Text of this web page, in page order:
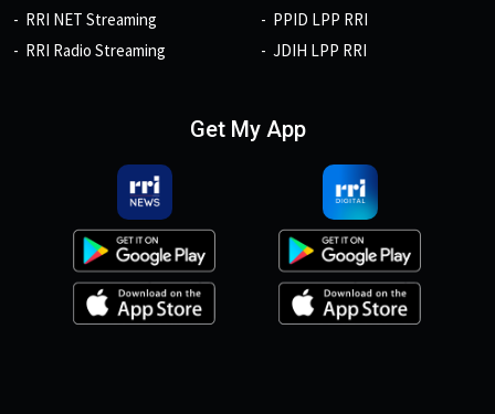
RRI NET Streaming
RRI Radio Streaming
PPID LPP RRI
JDIH LPP RRI
Get My App